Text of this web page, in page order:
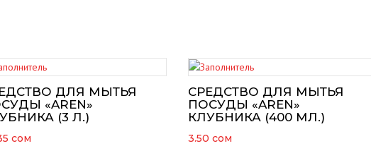
ДЛЯ МЫТЬЯ
«AREN»
(3 Л.)
сом
СРЕДСТВО ДЛЯ МЫТЬЯ
ПОСУДЫ «AREN»
КЛУБНИКА (400 МЛ.)
3.50 сом